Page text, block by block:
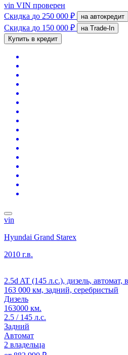
vin VIN проверен
Скидка до 250 000 ₽ на автокредит
Скидка до 150 000 ₽
на Trade-In
Купить в кредит
vin
Hyundai Grand Starex
2010 г.в.
2.5d AT (145 л.с.), дизель, автомат,
163 000 км, задний, серебристый
Дизель
163000 км.
2.5 / 145 л.с.
Задний
Автомат
2 владельца